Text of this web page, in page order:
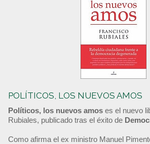
POLÍTICOS, LOS NUEVOS AMOS
Políticos, los nuevos amos es el nuevo
Rubiales, publicado tras el éxito de
Como afirma el ex ministro Manuel